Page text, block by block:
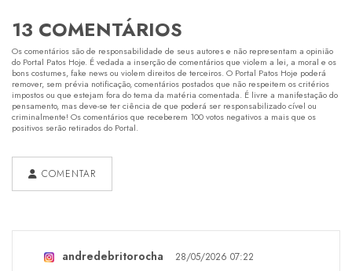
13 COMENTÁRIOS
Os comentários são de responsabilidade de seus autores e não representam a opinião
do Portal Patos Hoje. É vedada a inserção de comentários que violem a lei, a moral e os
bons costumes, fake news ou violem direitos de terceiros. O Portal Patos Hoje poderá
remover, sem prévia notificação, comentários postados que não respeitem os critérios
impostos ou que estejam fora do tema da matéria comentada. É livre a manifestação do
pensamento, mas deve-se ter ciência de que poderá ser responsabilizado cível ou
criminalmente! Os comentários que receberem 100 votos negativos a mais que os
positivos serão retirados do Portal.
COMENTAR
andredebritorocha 28/05/2026 07:22